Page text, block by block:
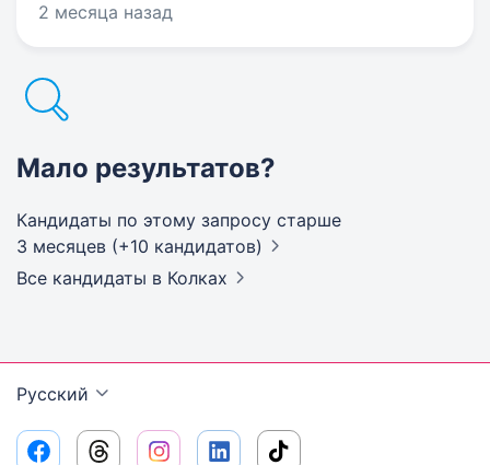
2 месяца назад
Мало результатов?
Кандидаты по этому запросу старше
3 месяцев (+10 кандидатов)
Все кандидаты в Колках
Русский